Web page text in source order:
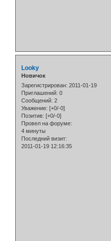
Looky
Новичок
Зарегистрирован: 2011-01-19
Приглашений: 0
Сообщений: 2
Уважение: [+0/-0]
Позитив: [+0/-0]
Провел на форуме:
4 минуты
Последний визит:
2011-01-19 12:16:35